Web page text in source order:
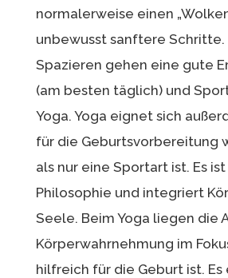
normalerweise einen
unbewusst sanftere Schritte.
Spazieren gehen eine gute
(am besten täglich) und
Yoga. Yoga eignet sich
für die Geburtsvorbereitung
als nur eine Sportart ist. Es
Philosophie und integriert
Seele. Beim Yoga liegen die
Körperwahrnehmung im
hilfreich für die Geburt ist.